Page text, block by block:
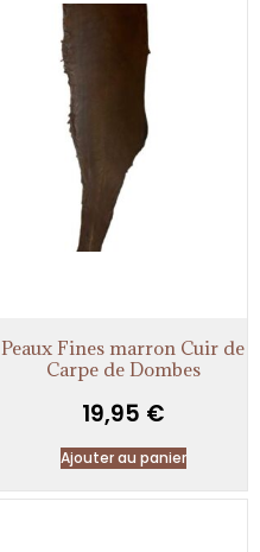
Peaux Fines marron Cuir de
Carpe de Dombes
19,95 €
Ajouter au panier